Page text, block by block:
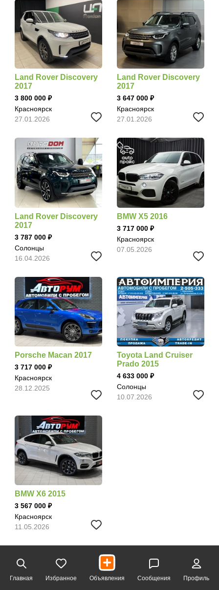
Land Rover Discovery
2017
3 800 000
Красноярск
27.01.2026
Land Rover Discovery
2017
3 647 000
Красноярск
27.01.2026
Land Rover Discovery
2017
3 787 000
Солонцы
16.04.2026
BMW X5 2016
3 717 000
Красноярск
07.05.2026
Porsche Macan 2017
3 717 000
Красноярск
28.12.2025
Toyota Land Cruiser
Prado 2015
4 633 000
Солонцы
10.07.2026
BMW X6 2015
3 567 000
Красноярск
11.05.2026
Главная Избранное Объявления Сообщения Профиль